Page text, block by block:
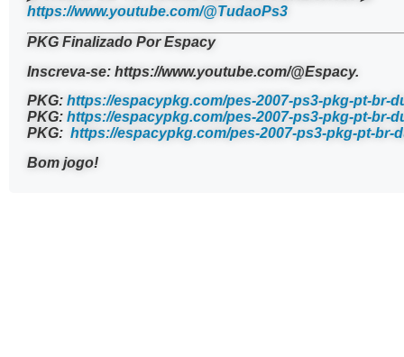
https://www.youtube.com/@TudaoPs3
PKG Finalizado Por Espacy
Inscreva-se: https://www.youtube.com/@Espacy.
PKG: https://espacypkg.com/pes-2007-ps3-pkg-pt-br-
PKG: https://espacypkg.com/pes-2007-ps3-pkg-pt-br-
PKG: https://espacypkg.com/pes-2007-ps3-pkg-pt-br-
Bom jogo!